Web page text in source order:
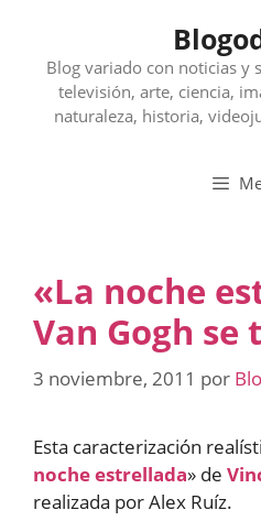
contenidoBlog variado con noticias y
televisión, arte, ciencia,
naturaleza, historia,
«La noche
Van Gogh se
3 noviembre, 2011 por
Esta caracterización
noche estrellada» de
realizada por Alex Ruíz.